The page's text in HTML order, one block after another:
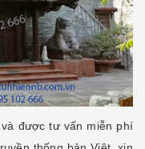
được tư vấn miễn phí